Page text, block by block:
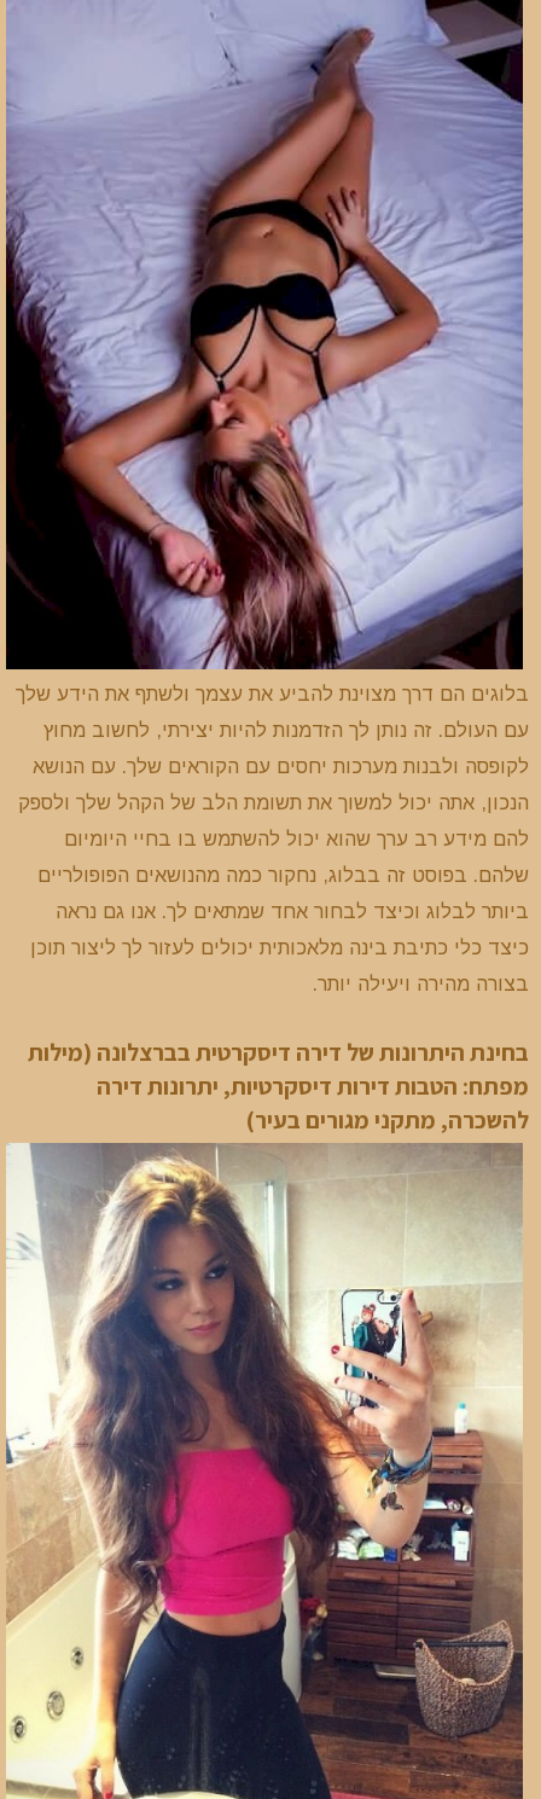
בלוגים הם דרך מצוינת להביע את עצמך ולשתף את הידע שלך
עם העולם. זה נותן לך הזדמנות להיות יצירתי, לחשוב מחוץ
לקופסה ולבנות מערכות יחסים עם הקוראים שלך. עם הנושא
הנכון, אתה יכול למשוך את תשומת הלב של הקהל שלך ולספק
להם מידע רב ערך שהוא יכול להשתמש בו בחיי היומיום
שלהם. בפוסט זה בבלוג, נחקור כמה מהנושאים הפופולריים
ביותר לבלוג וכיצד לבחור אחד שמתאים לך. אנו גם נראה
כיצד כלי כתיבת בינה מלאכותית יכולים לעזור לך ליצור תוכן
בצורה מהירה ויעילה יותר.
בחינת היתרונות של דירה דיסקרטית בברצלונה (מילות
מפתח: הטבות דירות דיסקרטיות, יתרונות דירה
להשכרה, מתקני מגורים בעיר)